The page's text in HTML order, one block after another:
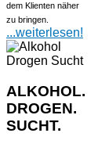
dem Klienten näher
zu bringen.
...weiterlesen!
ALKOHOL.
DROGEN.
SUCHT.